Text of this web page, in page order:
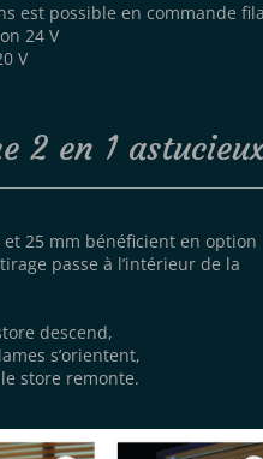
est possible en commande
24 V
V
2 en 1
25 mm bénéficient en option
passe à l’intérieur de la
descend,
s’orientent,
store remonte.